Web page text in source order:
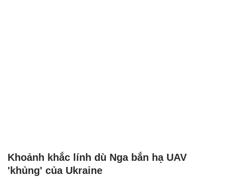
Khoảnh khắc lính dù Nga bắn hạ UAV
'khủng' của Ukraine